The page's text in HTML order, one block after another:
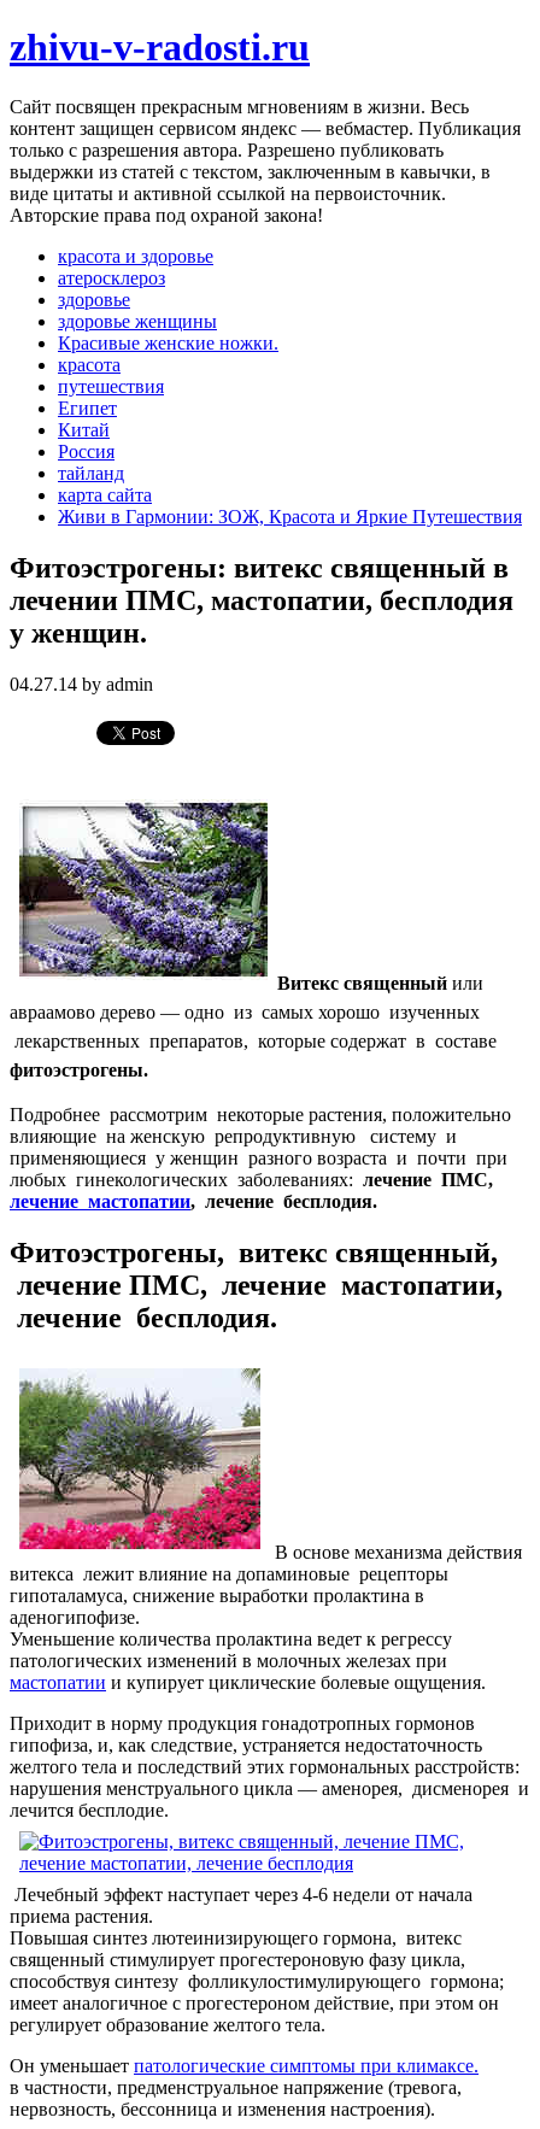
zhivu-v-radosti.ru
Cайт посвящен прекрасным мгновениям в жизни. Весь
контент защищен сервисом яндекс — вебмастер. Публикация
только с разрешения автора. Разрешено публиковать
выдержки из статей с текстом, заключенным в кавычки, в
виде цитаты и активной ссылкой на первоисточник.
Авторские права под охраной закона!
красота и здоровье
атеросклероз
здоровье
здоровье женщины
Красивые женские ножки.
красота
путешествия
Египет
Китай
Россия
тайланд
карта сайта
Живи в Гармонии: ЗОЖ, Красота и Яркие Путешествия
Фитоэстрогены: витекс священный в
лечении ПМС, мастопатии, бесплодия
у женщин.
04.27.14 by admin
Витекс священный или
авраамово дерево — одно из самых хорошо изученных
лекарственных препаратов, которые содержат в составе
фитоэстрогены.
Подробнее рассмотрим некоторые растения, положительно
влияющие на женскую репродуктивную систему и
применяющиеся у женщин разного возраста и почти при
любых гинекологических заболеваниях: лечение ПМС,
лечение мастопатии, лечение бесплодия.
Фитоэстрогены, витекс священный,
лечение ПМС, лечение мастопатии,
лечение бесплодия.
В основе механизма действия
витекса лежит влияние на допаминовые рецепторы
гипоталамуса, снижение выработки пролактина в
аденогипофизе.
Уменьшение количества пролактина ведет к регрессу
патологических изменений в молочных железах при
мастопатии и купирует циклические болевые ощущения.
Приходит в норму продукция гонадотропных гормонов
гипофиза, и, как следствие, устраняется недостаточность
желтого тела и последствий этих гормональных расстройств:
нарушения менструального цикла — аменорея, дисменорея и
лечится бесплодие.
Лечебный эффект наступает через 4-6 недели от начала
приема растения.
Повышая синтез лютеинизирующего гормона, витекс
священный стимулирует прогестероновую фазу цикла,
способствуя синтезу фолликулостимулирующего гормона;
имеет аналогичное с прогестероном действие, при этом он
регулирует образование желтого тела.
Он уменьшает патологические симптомы при климаксе.
в частности, предменструальное напряжение (тревога,
нервозность, бессонница и изменения настроения).